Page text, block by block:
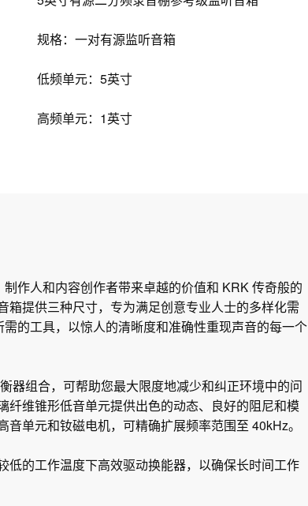
规格：一对有源监听音箱
低频单元：5英寸
高频单元：1英寸
作人和内容创作者带来卓越的价值和 KRK 传奇般的
提供三种尺寸，专为满足创意专业人士的多样化需
的工具，以惊人的清晰度和准确性重现声音的每一个
器组合，可帮助您最大限度地减少和纠正环境中的问
维锥形低音单元提供出色的动态、良好的阻尼和模
单元和钕磁电机，可精确扩展频率范围至 40kHz。
低的工作温度下高效驱动换能器，以确保长时间工作